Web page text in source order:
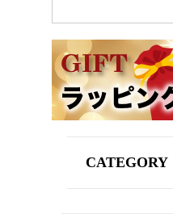
CATEGORY